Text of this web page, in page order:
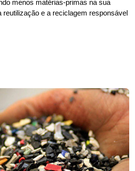
menos matérias-primas na sua
reutilização e a reciclagem responsável